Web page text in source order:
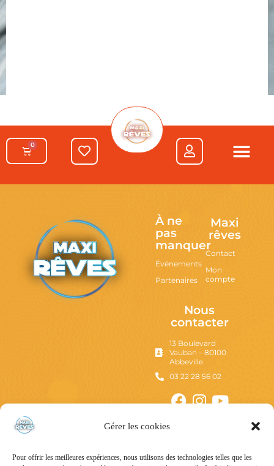
Gérer les cookies
Pour offrir les meilleures expériences, nous utilisons des technologies telles que les
0
À ne
pas
manquer
Événements
Partenaires
Maxi
rêves
Contact
Mon
compte
Nous
contacter
13 Boulevard
Vauban – 80100
Abbeville
03 22 28 56 02